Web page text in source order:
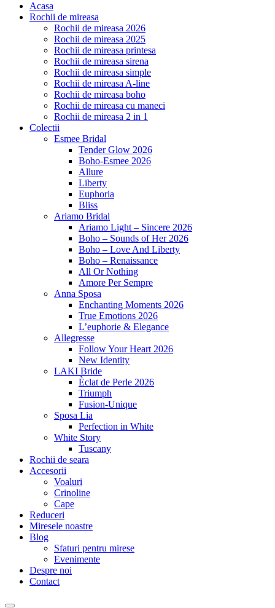
Acasa
Rochii de mireasa
Rochii de mireasa 2026
Rochii de mireasa 2025
Rochii de mireasa printesa
Rochii de mireasa sirena
Rochii de mireasa simple
Rochii de mireasa A-line
Rochii de mireasa boho
Rochii de mireasa cu maneci
Rochii de mireasa 2 in 1
Colectii
Esmee Bridal
Tender Glow 2026
Boho-Esmee 2026
Allure
Liberty
Euphoria
Bliss
Ariamo Bridal
Ariamo Light – Sincere 2026
Boho – Sounds of Her 2026
Boho – Love And Liberty
Boho – Renaissance
All Or Nothing
Amore Per Sempre
Anna Sposa
Enchanting Moments 2026
True Emotions 2026
L’euphorie & Elegance
Allegresse
Follow Your Heart 2026
New Identity
LAKI Bride
Èclat de Perle 2026
Triumph
Fusion-Unique
Sposa Lia
Perfection in White
White Story
Tuscany
Rochii de seara
Accesorii
Voaluri
Crinoline
Cape
Reduceri
Miresele noastre
Blog
Sfaturi pentru mirese
Evenimente
Despre noi
Contact